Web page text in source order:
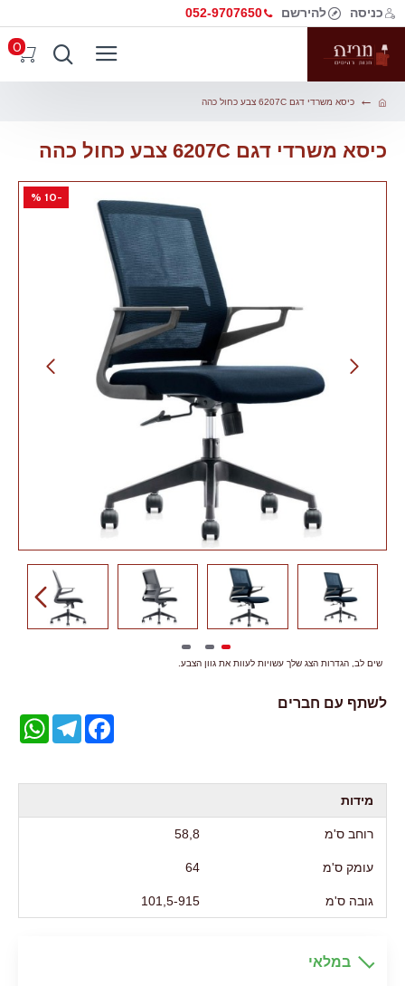
כניסה להירשם 052-9707650
0
כיסא משרדי דגם 6207C צבע כחול כהה
כיסא משרדי דגם 6207C צבע כחול כהה
-10 %
שים לב, הגדרות הצג שלך עשויות לעוות את גוון הצבע.
לשתף עם חברים
TelegramFacebook
מידות
רוחב ס'מ 58,8
עומק ס'מ 64
גובה ס'מ 101,5-915
במלאי